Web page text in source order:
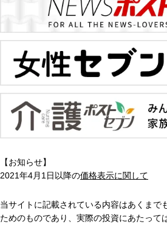
【お知らせ】
2021年4月1日以降の価格表示に関して
当サイトに記載されている内容はあくまで
ためのものであり、実際の投資にあたって